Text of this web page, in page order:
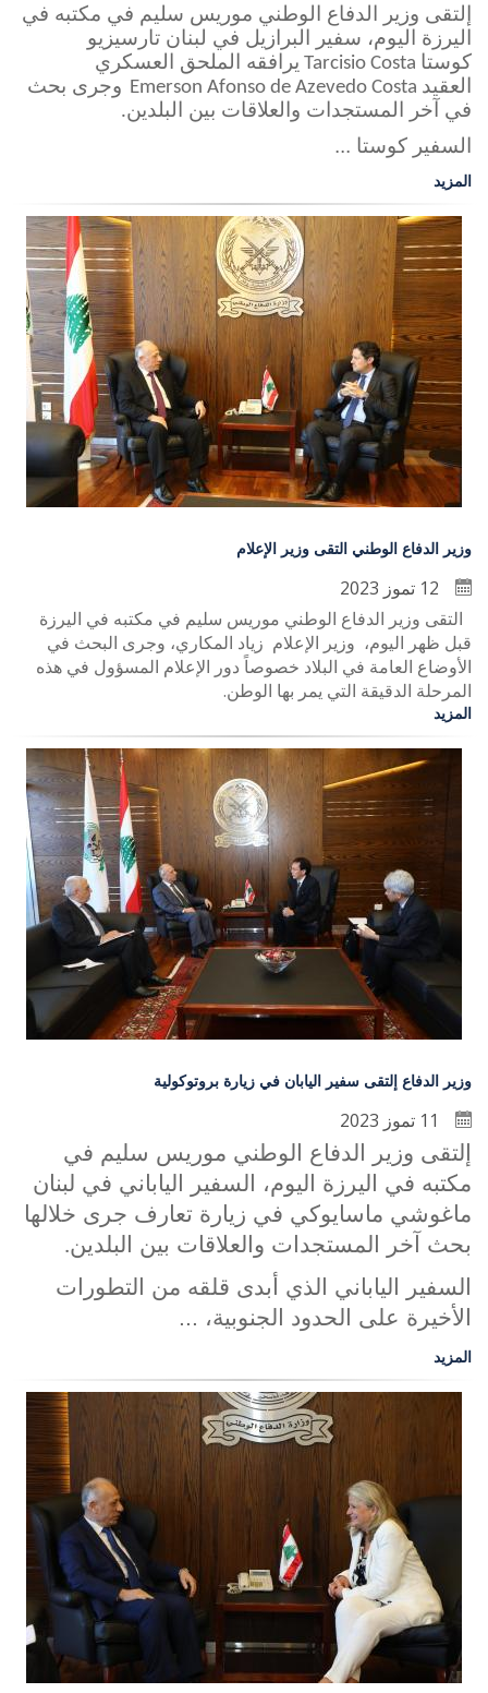
إلتقى وزير الدفاع الوطني موريس سليم في مكتبه في
اليرزة اليوم، سفير البرازيل في لبنان تارسيزيو
كوستا Tarcisio Costa يرافقه الملحق العسكري
العقيد Emerson Afonso de Azevedo Costa وجرى بحث
في آخر المستجدات والعلاقات بين البلدين.
السفير كوستا ...
المزيد
وزير الدفاع الوطني التقى وزير الإعلام
التقى وزير الدفاع الوطني موريس سليم في مكتبه في اليرزة
قبل ظهر اليوم، وزير الإعلام زياد المكاري، وجرى البحث في
الأوضاع العامة في البلاد خصوصاً دور الإعلام المسؤول في هذه
المرحلة الدقيقة التي يمر بها الوطن.
المزيد
وزير الدفاع إلتقى سفير اليابان في زيارة بروتوكولية
إلتقى وزير الدفاع الوطني موريس سليم في
مكتبه في اليرزة اليوم، السفير الياباني في لبنان
ماغوشي ماسايوكي في زيارة تعارف جرى خلالها
بحث آخر المستجدات والعلاقات بين البلدين.
السفير الياباني الذي أبدى قلقه من التطورات
الأخيرة على الحدود الجنوبية، ...
المزيد